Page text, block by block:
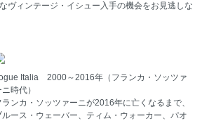
ヴィンテージ・イシュー入手の機会をお見逃しな
Italia 2000～2016年（フランカ・ソッツァ
ニ時代）
ランカ・ソッツァーニが2016年に亡くなるまで、
ルース・ウェーバー、ティム・ウォーカー、パオ